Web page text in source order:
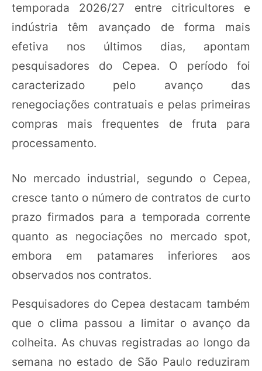
temporada 2026/27 entre citricultores e
indústria têm avançado de forma mais
efetiva nos últimos dias, apontam
pesquisadores do Cepea. O período foi
caracterizado pelo avanço das
renegociações contratuais e pelas primeiras
compras mais frequentes de fruta para
processamento.
No mercado industrial, segundo o Cepea,
cresce tanto o número de contratos de curto
prazo firmados para a temporada corrente
quanto as negociações no mercado spot,
embora em patamares inferiores aos
observados nos contratos.
Pesquisadores do Cepea destacam também
que o clima passou a limitar o avanço da
colheita. As chuvas registradas ao longo da
semana no estado de São Paulo reduziram